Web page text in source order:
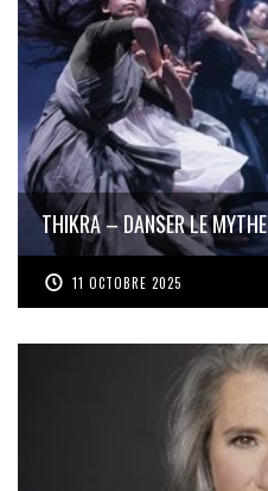
THIKRA – DANSER LE MYTHE
11 OCTOBRE 2025